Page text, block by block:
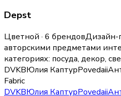
Depst
Цветной · 6 брендовДизайн-
авторскими предметами
категориях: посуда, декор,
DVKBЮлия КаптурPovedaii
Fabric
DVKBЮлия КаптурPovedaii